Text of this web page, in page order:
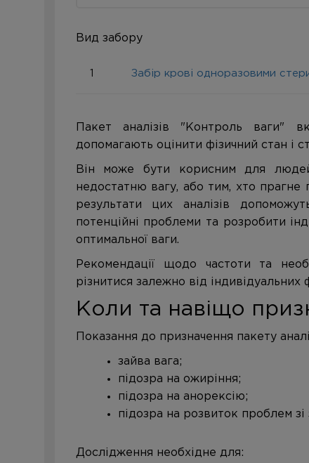
Вид забору
1 Забір крові одноразовими
Пакет аналізів "Контроль ваги"
допомагають оцінити фізичний стан і
Він може бути корисним для
недостатню вагу, або тим, хто прагне
результати цих аналізів
потенційні проблеми та розробити
оптимальної ваги.
Рекомендації щодо частоти та
різнитися залежно від
Коли та навіщо
Показання до призначення пакету
зайва вага;
підозра на ожиріння;
підозра на анорексію;
підозра на розвиток проблем
Дослідження необхідне для: